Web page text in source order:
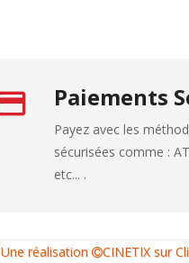
Paiements
Payez avec les
sécurisées comme :
etc... .
Une réalisation CINETIX sur